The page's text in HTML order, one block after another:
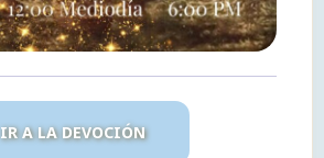
IR A LA DEVOCIÓN